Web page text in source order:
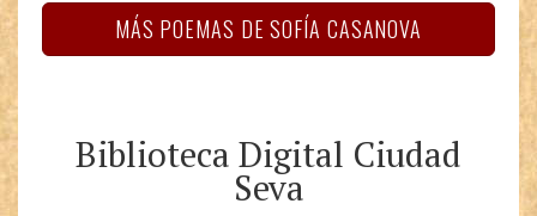
MÁS POEMAS DE SOFÍA CASANOVA
Biblioteca Digital Ciudad
Seva